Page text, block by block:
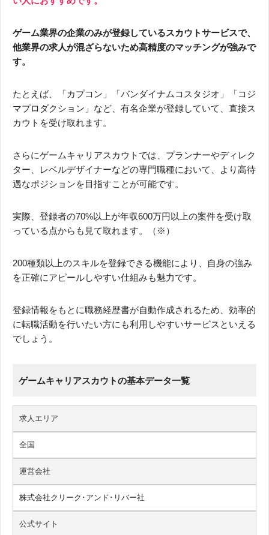
ゲーム業界の企業のみが登録しているスカウトサービスで、
他業界の求人が混ざらないため高精度のマッチングが強みで
す。
たとえば、「カプコン」「バンダイナムコスタジオ」「コジ
マプロダクション」など、有名企業が登録していて、直接ス
カウトを受け取れます。
さらにゲームキャリアスカウトでは、プランナーやディレク
ター、レベルデザイナーなどの専門職種において、より高待
遇なポジションを目指すことが可能です。
実際、登録者の70%以上が年収600万円以上の案件を受け取
っている点からも見て取れます。（※）
200種類以上のスキルを登録できる機能により、自身の強み
を正確にアピールしやすい仕組みも魅力です。
登録情報をもとに職務経歴書が自動作成されるため、効率的
に転職活動を行いたい方にも利用しやすいサービスといえる
でしょう。
ゲームキャリアスカウトの基本データ一覧
求人エリア
全国
運営会社
株式会社クリーク･アンド･リバー社
公式サイト